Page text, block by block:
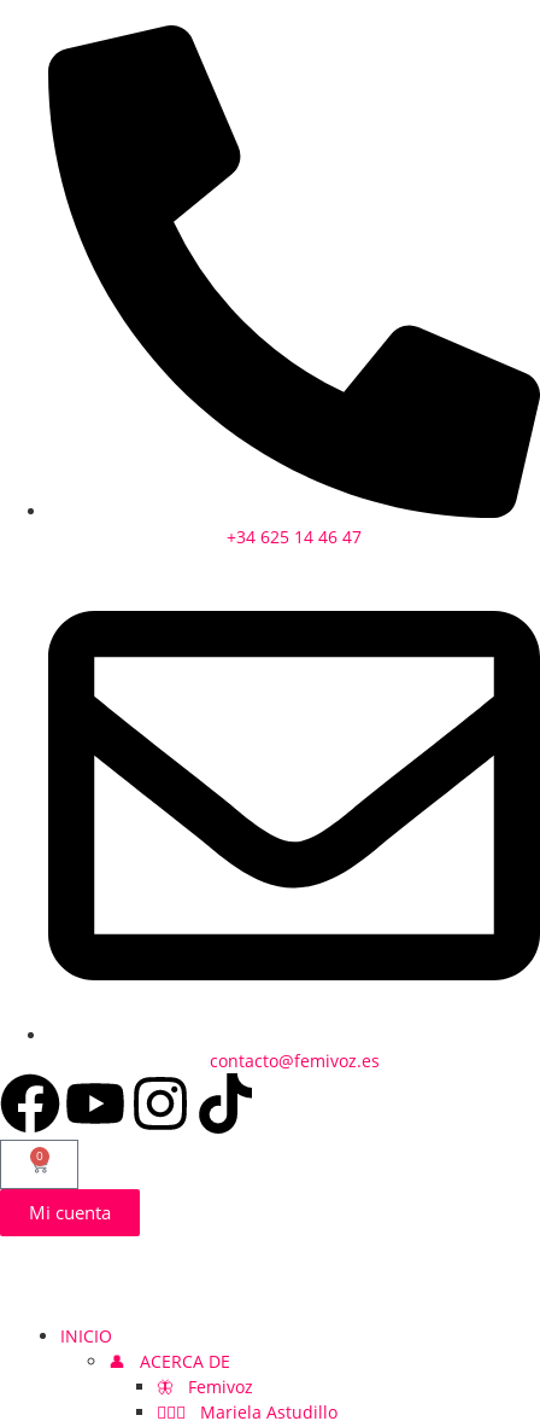
+34 625 14 46 47
contacto@femivoz.es
0
Mi cuenta
INICIO
👤 ACERCA DE
🦋 Femivoz
👱🏻‍♀️ Mariela Astudillo